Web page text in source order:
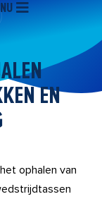
EN
ophalen van